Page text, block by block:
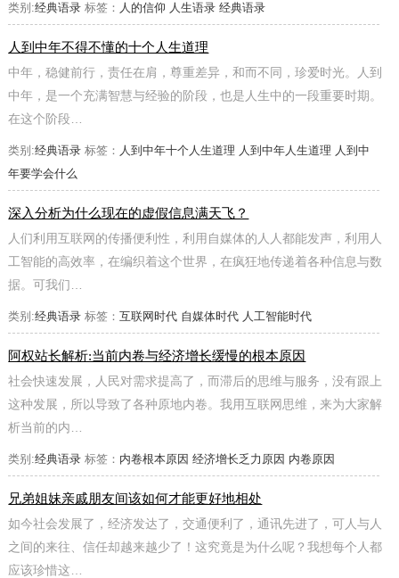
类别:经典语录 标签： 人的信仰 人生语录 经典语录
人到中年不得不懂的十个人生道理
中年，稳健前行，责任在肩，尊重差异，和而不同，珍爱时光。人到
中年，是一个充满智慧与经验的阶段，也是人生中的一段重要时期。
在这个阶段…
类别:经典语录 标签： 人到中年十个人生道理 人到中年人生道理 人到中
年要学会什么
深入分析为什么现在的虚假信息满天飞？
人们利用互联网的传播便利性，利用自媒体的人人都能发声，利用人
工智能的高效率，在编织着这个世界，在疯狂地传递着各种信息与数
据。可我们…
类别:经典语录 标签：互联网时代 自媒体时代 人工智能时代
阿权站长解析:当前内卷与经济增长缓慢的根本原因
社会快速发展，人民对需求提高了，而滞后的思维与服务，没有跟上
这种发展，所以导致了各种原地内卷。我用互联网思维，来为大家解
析当前的内…
类别:经典语录 标签： 内卷根本原因 经济增长乏力原因 内卷原因
兄弟姐妹亲戚朋友间该如何才能更好地相处
如今社会发展了，经济发达了，交通便利了，通讯先进了，可人与人
之间的来往、信任却越来越少了！这究竟是为什么呢？我想每个人都
应该珍惜这…